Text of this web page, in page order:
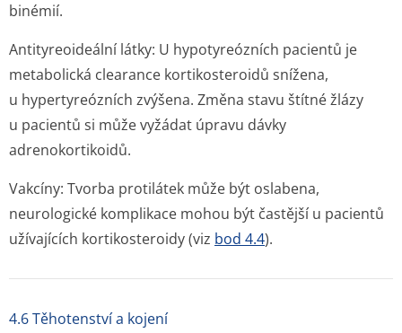
binémií.
Antityreoideální látky: U hypotyreózních pacientů je
metabolická clearance kortikosteroidů snížena,
u hypertyreózních zvýšena. Změna stavu štítné žlázy
u pacientů si může vyžádat úpravu dávky
adrenokortikoidů.
Vakcíny: Tvorba protilátek může být oslabena,
neurologické komplikace mohou být častější u pacientů
užívajících kortikosteroidy (viz bod 4.4).
4.6 Těhotenství a kojení